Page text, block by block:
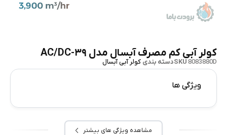
کولر آبی کم مصرف آبسال مدل AC/DC-۳۹
SKU8083880D دسته بندی کولر آبی آبسال
ویژگی ها
مشاهده ویژگی های بیشتر